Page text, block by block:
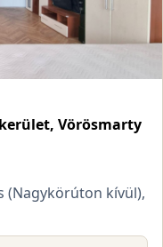
Vörösmarty
(Nagykörúton kívül),